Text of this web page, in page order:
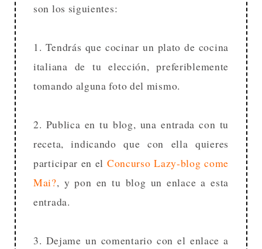
son los siguientes:
1. Tendrás que cocinar un plato de cocina
italiana de tu elección, preferiblemente
tomando alguna foto del mismo.
2. Publica en tu blog, una entrada con tu
receta, indicando que con ella quieres
participar en el Concurso Lazy-blog come
Mai?, y pon en tu blog un enlace a esta
entrada.
3. Dejame un comentario con el enlace a